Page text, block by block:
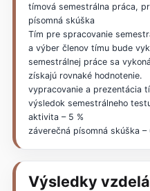
tímová semestrálna práca,
písomná skúška
Tím pre spracovanie
a výber členov tímu bude
semestrálnej práce sa
získajú rovnaké hodnotenie.
vypracovanie a prezentácia
výsledok semestrálneho
aktivita – 5 %
záverečná písomná skúška –
Výsledky